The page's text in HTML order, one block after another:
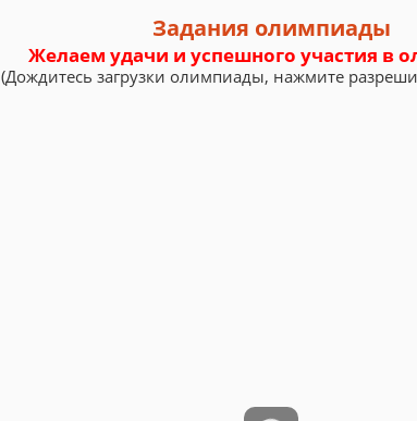
Задания олимпиады
Желаем удачи и успешного участия в
(Дождитесь загрузки олимпиады, нажмите